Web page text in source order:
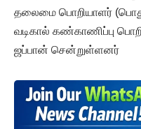
தலைமை பொறியாளர்
வடிகால் கண்காணிப்பு
ஜப்பான் சென்றுள்ளனர்